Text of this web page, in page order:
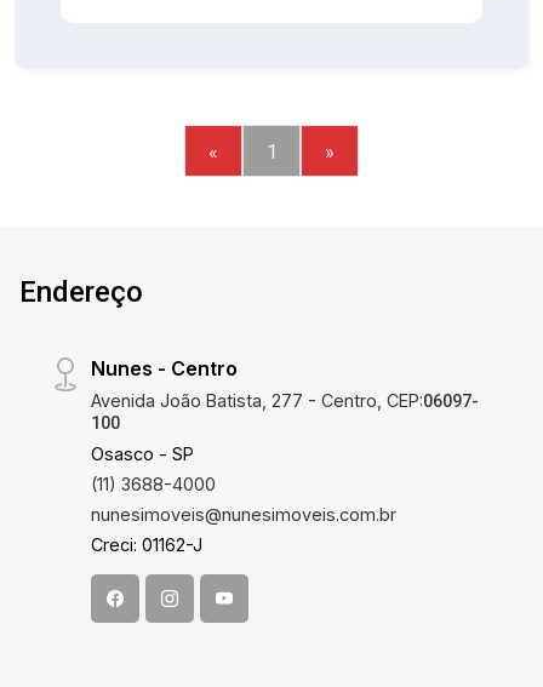
« 1 »
Endereço
Nunes - Centro
Avenida João Batista, 277 - Centro, CEP:06097-
100
Osasco - SP
(11) 3688-4000
nunesimoveis@nunesimoveis.com.br
Creci: 01162-J